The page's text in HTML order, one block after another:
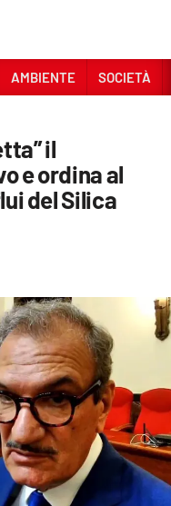
AMBIENTE SOCIETÀ
il
e ordina al
del Silica